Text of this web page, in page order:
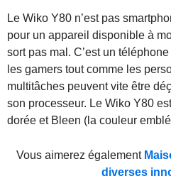
Le Wiko Y80 n’est pas
pour un appareil disponible à
sort pas mal. C’est un
les gamers tout comme les
multitâches peuvent vite être
son processeur. Le Wiko Y80
dorée et Bleen (la couleur
Vous aimerez également
diverses